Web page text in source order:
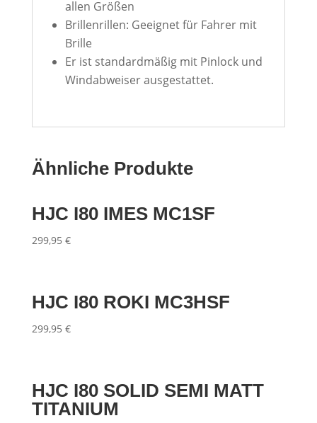
allen Größen
Brillenrillen: Geeignet für Fahrer mit
Brille
Er ist standardmäßig mit Pinlock und
Windabweiser ausgestattet.
Ähnliche Produkte
HJC I80 IMES MC1SF
299,95 €
HJC I80 ROKI MC3HSF
299,95 €
HJC I80 SOLID SEMI MATT
TITANIUM